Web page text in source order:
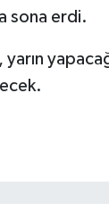
sona erdi.
yarın